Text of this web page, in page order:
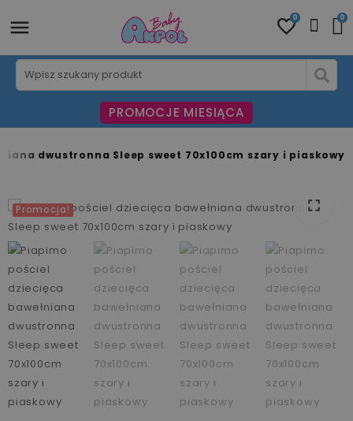
0 0
PROMOCJE MIESIĄCA
dwustronna Sleep sweet 70x100cm szary i piaskowy
Promocja! fullscreen
fullscreen